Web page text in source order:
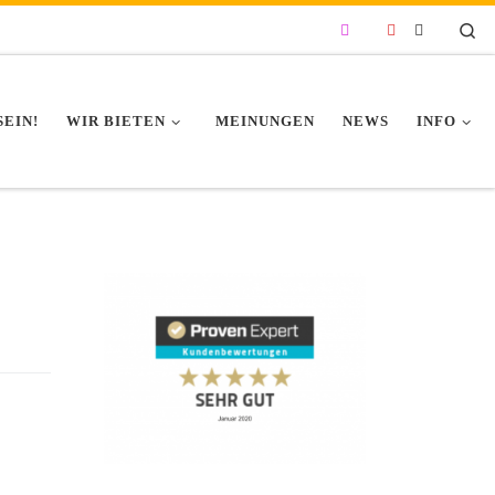
WIR BIETEN MEINUNGEN NEWS INFO